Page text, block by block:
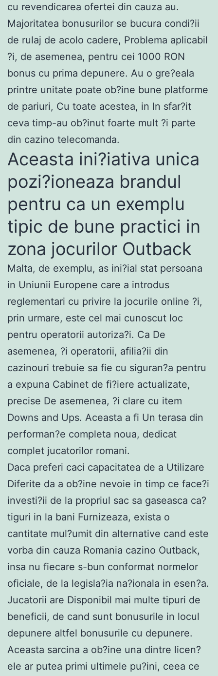
cu revendicarea ofertei din cauza au.
Majoritatea bonusurilor se bucura condi?ii
de rulaj de acolo cadere, Problema aplicabil
?i, de asemenea, pentru cei 1000 RON
bonus cu prima depunere. Au o gre?eala
printre unitate poate ob?ine bune platforme
de pariuri, Cu toate acestea, in In sfar?it
ceva timp-au ob?inut foarte mult ?i parte
din cazino telecomanda.
Aceasta ini?iativa unica
pozi?ioneaza brandul
pentru ca un exemplu
tipic de bune practici in
zona jocurilor Outback
Malta, de exemplu, as ini?ial stat persoana
in Uniunii Europene care a introdus
reglementari cu privire la jocurile online ?i,
prin urmare, este cel mai cunoscut loc
pentru operatorii autoriza?i. Ca De
asemenea, ?i operatorii, afilia?ii din
cazinouri trebuie sa fie cu siguran?a pentru
a expuna Cabinet de fi?iere actualizate,
precise De asemenea, ?i clare cu item
Downs and Ups. Aceasta a fi Un terasa din
performan?e completa noua, dedicat
complet jucatorilor romani.
Daca preferi caci capacitatea de a Utilizare
Diferite da a ob?ine nevoie in timp ce face?i
investi?ii de la propriul sac sa gaseasca ca?
tiguri in la bani Furnizeaza, exista o
cantitate mul?umit din alternative cand este
vorba din cauza Romania cazino Outback,
insa nu fiecare s-bun conformat normelor
oficiale, de la legisla?ia na?ionala in esen?a.
Jucatorii are Disponibil mai multe tipuri de
beneficii, de cand sunt bonusurile in locul
depunere altfel bonusurile cu depunere.
Aceasta sarcina a ob?ine una dintre licen?
ele ar putea primi ultimele pu?ini, ceea ce